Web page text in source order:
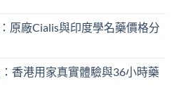
原廠Cialis與印度學名藥價格分
香港用家真實體驗與36小時藥